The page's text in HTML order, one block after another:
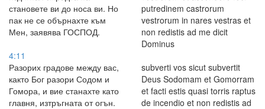
становете ви до носа ви. Но
пак не се обърнахте към
Мен, заявява ГОСПОД.
putredinem castrorum
vestrorum in nares vestras et
non redistis ad me dicit
Dominus
4:11
Разорих градове между вас,
както Бог разори Содом и
Гомора, и вие станахте като
главня, изтръгната от огън.
subverti vos sicut subvertit
Deus Sodomam et Gomorram
et facti estis quasi torris raptus
de incendio et non redistis ad